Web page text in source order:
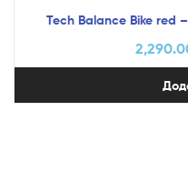
Tech Balance Bike red